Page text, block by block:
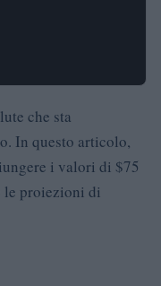
che sta
In questo articolo,
i valori di $75
le proiezioni di